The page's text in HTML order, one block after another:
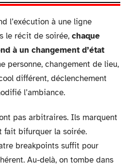
l’exécution à une ligne
le récit de soirée, chaque
à un changement d’état
personne, changement de lieu,
différent, déclenchement
l’ambiance.
pas arbitraires. Ils marquent
fait bifurquer la soirée.
breakpoints suffit pour
Au-delà, on tombe dans